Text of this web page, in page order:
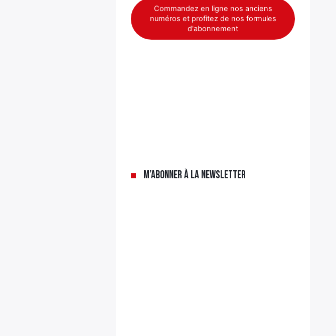
Commandez en ligne nos anciens
numéros et profitez de nos formules
d'abonnement
M’abonner à la newsletter